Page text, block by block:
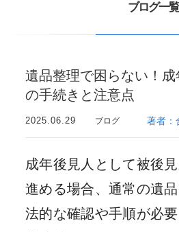
ブログ一覧
遺品整理で困らない！
の手続きと注意点
2025.06.29 ブログ 著者：
成年後見人として被後
進める場合、通常の遺
法的な確認や手順が必